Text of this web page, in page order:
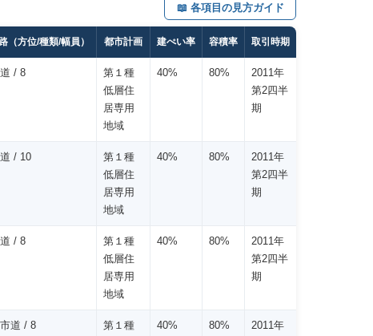
📖 各項目の見方ガイド
（方位/種類/幅員） 都市計画 建ぺい率 容積率 取引時期
/ 8
第１種
低層住
居専用
地域
40% 80%
2011年
第2四半
期
/ 10
第１種
低層住
居専用
地域
40% 80%
2011年
第2四半
期
/ 8
第１種
低層住
居専用
地域
40% 80%
2011年
第2四半
期
道 / 8
第１種
40% 80%
2011年